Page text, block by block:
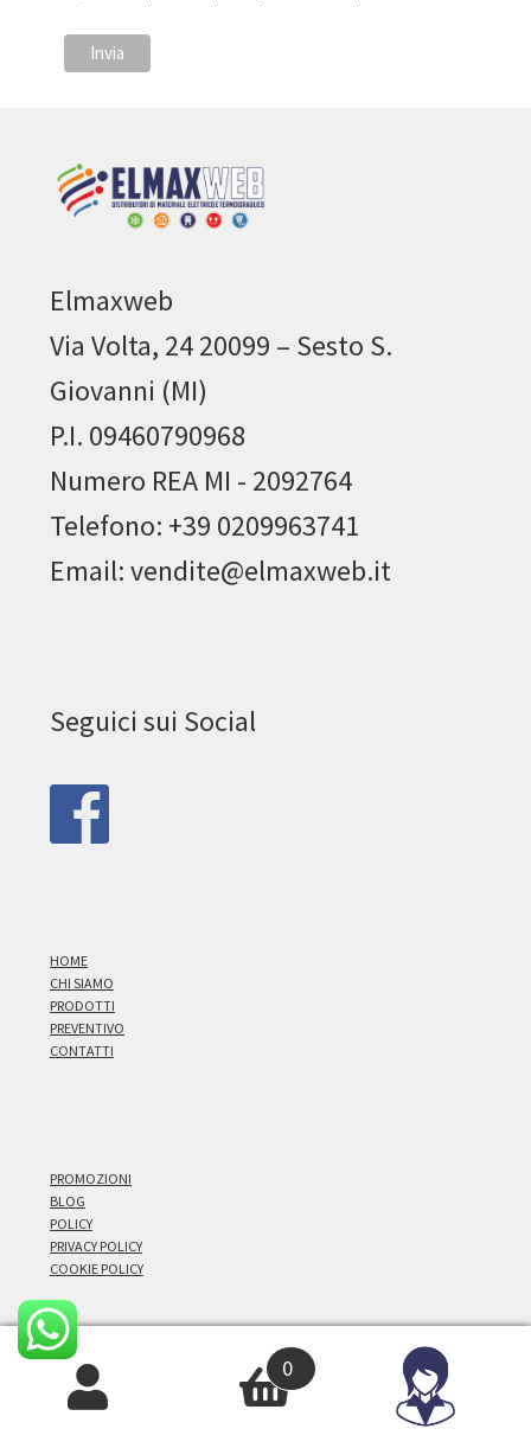
Elmaxweb
Via Volta, 24 20099 – Sesto S.
Giovanni (MI)
P.I. 09460790968
Numero REA MI - 2092764
Telefono: +39 0209963741
Email: vendite@elmaxweb.it
Seguici sui Social
HOME
CHI SIAMO
PRODOTTI
PREVENTIVO
CONTATTI
PROMOZIONI
BLOG
POLICY
PRIVACY POLICY
COOKIE POLICY
0